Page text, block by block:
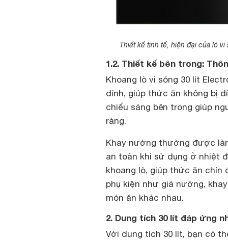
Thiết kế tinh tế, hiện đại của lò
1.2. Thiết kế bên trong:
Khoang lò vi sóng 30 lít
dính, giúp thức ăn không bị
chiếu sáng bên trong giúp
ràng.
Khay nướng thường được
an toàn khi sử dụng ở nhiệt
khoang lò, giúp thức ăn chín
phụ kiện như giá nướng,
món ăn khác nhau.
2. Dung tích 30 lít đáp ứng
Với dung tích 30 lít, bạn có